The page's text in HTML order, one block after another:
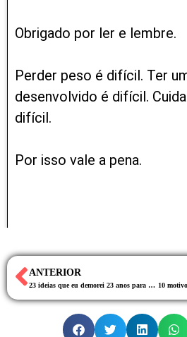
Obrigado por ler e lembre.
Perder peso é difícil. Ter
desenvolvido é difícil.
difícil.
Por isso vale a pena.
ANTERIOR
23 ideias que eu demorei 23 anos para aprender